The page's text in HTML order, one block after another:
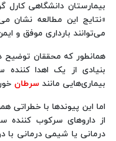
بیمارستان دانشگاهی
می‌توانند بارداری موفق و
بنیادی از یک اهدا کننده
بیماری‌هایی مانند سرطان
اما این پیوندها با خطراتی
از داروهای سرکوب کننده
درمانی یا شیمی درمانی با